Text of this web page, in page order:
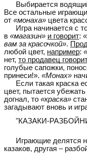
Выбирается
Все остальные
от «монаха» цвета
Игра начинается с
в «магазин» и говорит:
вам за красочкой».
любой цвет, например:
нет, то продавец
голубые сапожки,
принеси!». «Монах»
Если такая краска
цвет, пытается убежать
догнал, то «краска»
загадывают вновь и
"КАЗАКИ-
Играющие делятся
казаков, другая –